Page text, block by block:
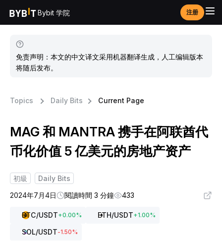
Bybit 学院 注册
免责声明：本文的中文译文采用机器翻译生成，人工编辑版本
将随后发布。
Topics Daily Bits Current Page
MAG 和 MANTRA 携手在阿联酋代
币化价值 5 亿美元的房地产资产
初級
Daily Bits
2024年7月4日
閱讀時間 3 分鐘 433
BTC/USDT+0.00% ETH/USDT+1.00%
SOL/USDT-1.50%